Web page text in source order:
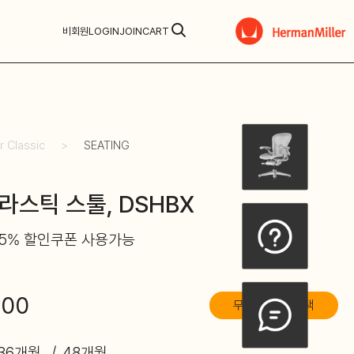
비회원LOGINJOINCART
Classic SEATING
스틱 스툴, DSHBX
할인쿠폰 사용가능
무이자/카드혜택